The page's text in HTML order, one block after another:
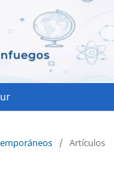
/ Artículos